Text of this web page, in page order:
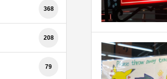
368
208
79